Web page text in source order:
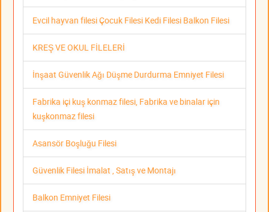
Evcil hayvan filesi Çocuk Filesi Kedi Filesi Balkon Filesi
KREŞ VE OKUL FİLELERİ
İnşaat Güvenlik Ağı Düşme Durdurma Emniyet Filesi
Fabrika içi kuş konmaz filesi, Fabrika ve binalar için
kuşkonmaz filesi
Asansör Boşluğu Filesi
Güvenlik Filesi İmalat , Satış ve Montajı
Balkon Emniyet Filesi